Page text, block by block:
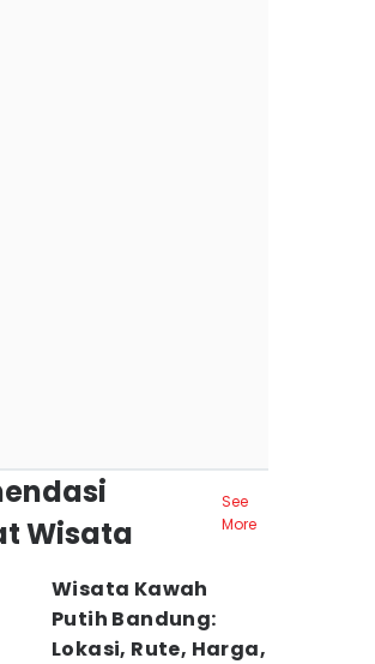
Wisata
See
More
Wisata Kawah
Putih Bandung:
Lokasi, Rute, Harga,